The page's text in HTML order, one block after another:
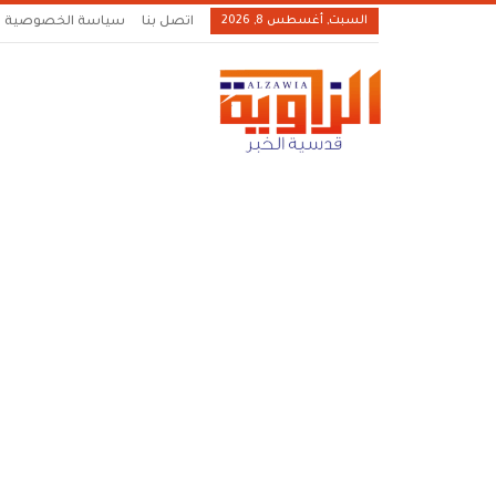
السبت, أغسطس 8, 2026 اتصل بنا سياسة الخصوصية